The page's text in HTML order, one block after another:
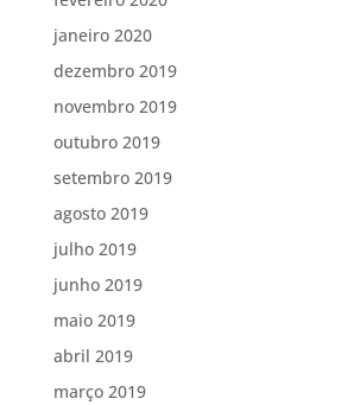
janeiro 2020
dezembro 2019
novembro 2019
outubro 2019
setembro 2019
agosto 2019
julho 2019
junho 2019
maio 2019
abril 2019
março 2019